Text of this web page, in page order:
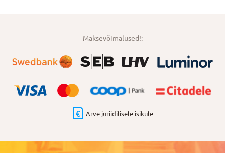
Maksevõimalused!:
Arve juriidilisele isikule